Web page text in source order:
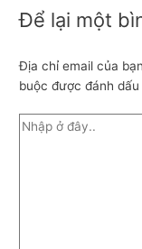
Để lại một
Địa chỉ email của
buộc được đánh dấu